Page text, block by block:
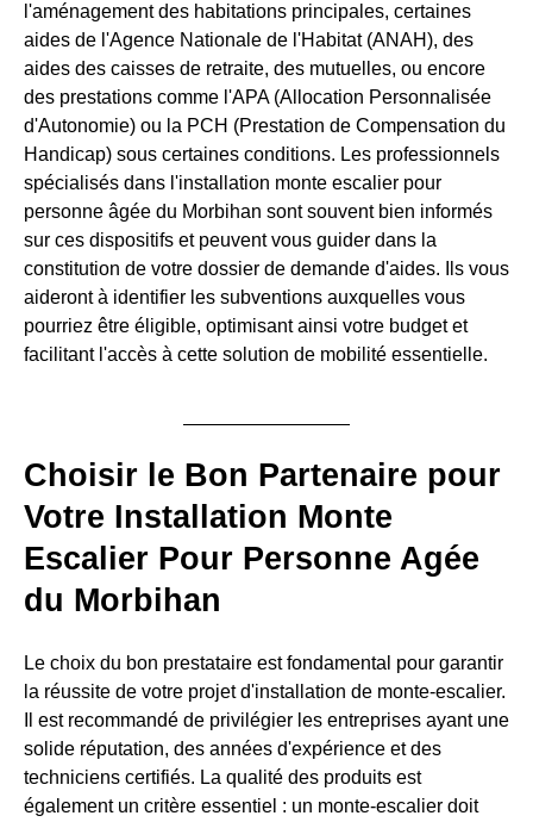
l'aménagement des habitations principales, certaines
aides de l'Agence Nationale de l'Habitat (ANAH), des
aides des caisses de retraite, des mutuelles, ou encore
des prestations comme l'APA (Allocation Personnalisée
d'Autonomie) ou la PCH (Prestation de Compensation du
Handicap) sous certaines conditions. Les professionnels
spécialisés dans l'installation monte escalier pour
personne âgée du Morbihan sont souvent bien informés
sur ces dispositifs et peuvent vous guider dans la
constitution de votre dossier de demande d'aides. Ils vous
aideront à identifier les subventions auxquelles vous
pourriez être éligible, optimisant ainsi votre budget et
facilitant l'accès à cette solution de mobilité essentielle.
Choisir le Bon Partenaire pour
Votre Installation Monte
Escalier Pour Personne Agée
du Morbihan
Le choix du bon prestataire est fondamental pour garantir
la réussite de votre projet d'installation de monte-escalier.
Il est recommandé de privilégier les entreprises ayant une
solide réputation, des années d'expérience et des
techniciens certifiés. La qualité des produits est
également un critère essentiel : un monte-escalier doit